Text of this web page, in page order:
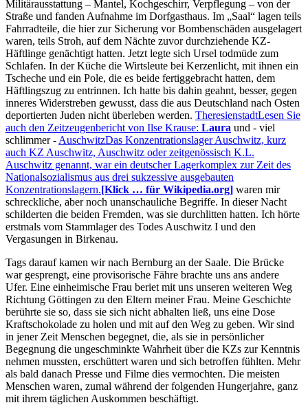
Militärausstattung – Mantel, Kochgeschirr, Verpflegung – von der
Straße und fanden Aufnahme im Dorfgasthaus. Im
Saal
lagen teils
Fahrradteile, die hier zur Sicherung vor Bombenschäden ausgelagert
waren, teils Stroh, auf dem Nächte zuvor durchziehende KZ-
Häftlinge genächtigt hatten. Jetzt legte sich Ursel todmüde zum
Schlafen. In der Küche die Wirtsleute bei Kerzenlicht, mit ihnen ein
Tscheche und ein Pole, die es beide fertiggebracht hatten, dem
Häftlingszug zu entrinnen. Ich hatte bis dahin geahnt, besser, gegen
inneres Widerstreben gewusst, dass die aus Deutschland nach Osten
deportierten Juden nicht überleben werden. TheresienstadtLesen Sie
auch den Zeitzeugenbericht von Ilse Krause: Laura und - viel
schlimmer - AuschwitzDas Konzentrationslager Auschwitz, kurz
auch KZ Auschwitz, Auschwitz oder zeitgenössisch K.L.
Auschwitz genannt, war ein deutscher Lagerkomplex zur Zeit des
Nationalsozialismus aus drei sukzessive ausgebauten
Konzentrationslagern.[Klick … für Wikipedia.org] waren mir
schreckliche, aber noch unanschauliche Begriffe. In dieser Nacht
schilderten die beiden Fremden, was sie durchlitten hatten. Ich hörte
erstmals vom Stammlager des Todes Auschwitz I und den
Vergasungen in Birkenau.
Tags darauf kamen wir nach Bernburg an der Saale. Die Brücke
war gesprengt, eine provisorische Fähre brachte uns ans andere
Ufer. Eine einheimische Frau beriet mit uns unseren weiteren Weg
Richtung Göttingen zu den Eltern meiner Frau. Meine Geschichte
berührte sie so, dass sie sich nicht abhalten ließ, uns eine Dose
Kraftschokolade zu holen und mit auf den Weg zu geben. Wir sind
in jener Zeit Menschen begegnet, die, als sie in persönlicher
Begegnung die ungeschminkte Wahrheit über die KZs zur Kenntnis
nehmen mussten, erschüttert waren und sich betroffen fühlten. Mehr
als bald danach Presse und Filme dies vermochten. Die meisten
Menschen waren, zumal während der folgenden Hungerjahre, ganz
mit ihrem täglichen Auskommen beschäftigt.